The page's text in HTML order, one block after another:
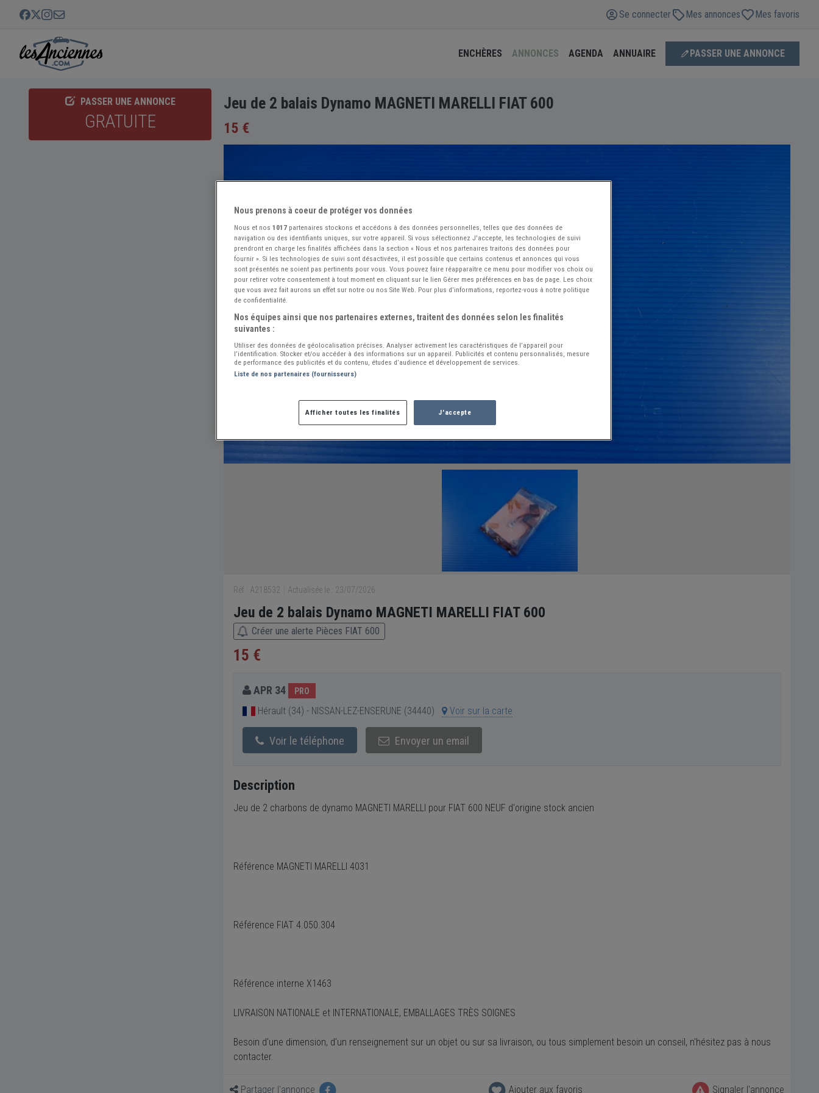
Se connecter Mes annonces Mes favoris
ENCHÈRES ANNONCES AGENDA ANNUAIRE PASSER UNE ANNONCE
PASSER UNE ANNONCE
GRATUITE
Jeu de 2 balais Dynamo MAGNETI MARELLI FIAT 600
15 €
Réf : A218532 Actualisée le : 23/07/2026
Jeu de 2 balais Dynamo MAGNETI MARELLI FIAT 600
Créer une alerte Pièces FIAT 600
15 €
APR 34 PRO
Hérault (34) - NISSAN-LEZ-ENSERUNE (34440) Voir sur la carte
Voir le téléphone Envoyer un email
Description
Jeu de 2 charbons de dynamo MAGNETI MARELLI pour FIAT 600 NEUF d'origine stock ancien
Référence MAGNETI MARELLI 4031
Référence FIAT 4.050.304
Référence interne X1463
LIVRAISON NATIONALE et INTERNATIONALE, EMBALLAGES TRÈS SOIGNES
Besoin d'une dimension, d'un renseignement sur un objet ou sur sa livraison, ou tous simplement besoin un conseil, n'hésitez pas à nous
contacter.
Partager l'annonce Ajouter aux favoris
Signaler l'annonce
Nous prenons à coeur de protéger vos données
Nous et nos 1017 partenaires stockons et accédons à des données personnelles, telles que des données de
navigation ou des identifiants uniques, sur votre appareil. Si vous sélectionnez J'accepte, les technologies de suivi
prendront en charge les finalités affichées dans la section « Nous et nos partenaires traitons des données pour
fournir ». Si les technologies de suivi sont désactivées, il est possible que certains contenus et annonces qui vous
sont présentés ne soient pas pertinents pour vous. Vous pouvez faire réapparaître ce menu pour modifier vos choix ou
pour retirer votre consentement à tout moment en cliquant sur le lien Gérer mes préférences en bas de page. Les choix
que vous avez fait aurons un effet sur notre ou nos Site Web. Pour plus d’informations, reportez-vous à notre politique
de confidentialité.
Nos équipes ainsi que nos partenaires externes, traitent des données selon les finalités
suivantes :
Utiliser des données de géolocalisation précises. Analyser activement les caractéristiques de l’appareil pour
l’identification. Stocker et/ou accéder à des informations sur un appareil. Publicités et contenu personnalisés, mesure
de performance des publicités et du contenu, études d’audience et développement de services.
Liste de nos partenaires (fournisseurs)
Afficher toutes les finalités J'accepte